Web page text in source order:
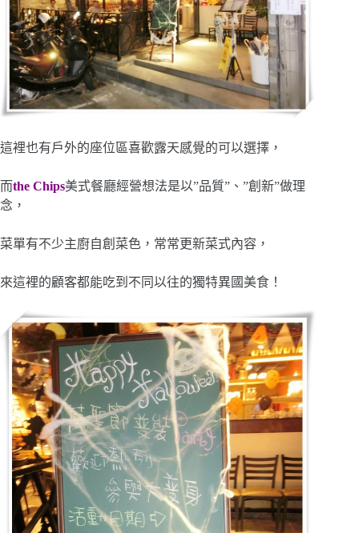
這裡也有戶外的座位區喜歡露天感覺的可以選擇，
而the Chips美式餐廳經營想法是以”品質”、”創新”做理
念，
菜單有不少主廚自創菜色，常常更新菜式內容，
來這裡的顧客都能吃到不同以往的獨特異國美食！